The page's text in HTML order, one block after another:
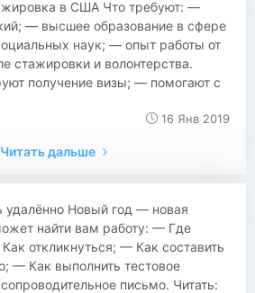
в США Что требуют: —
— высшее образование в сфере
наук; — опыт работы от
стажировки и волонтерства.
получение визы; — помогают с
16 Янв 2019
Читать дальше
удалённо Новый год — новая
найти вам работу: — Где
откликнуться; — Как составить
— Как выполнить тестовое
письмо. Читать: